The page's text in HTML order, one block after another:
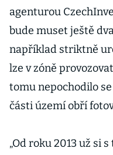
agenturou
bude muset ještě
například striktně
lze v zóně
tomu nepochodilo
části území obří
„Od roku 2013 už si